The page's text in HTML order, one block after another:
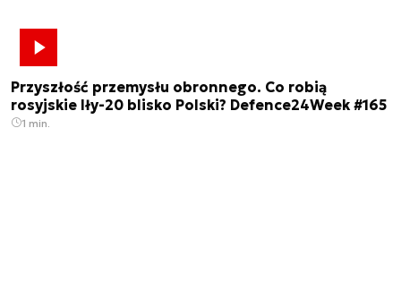
Przyszłość przemysłu obronnego. Co robią
rosyjskie Iły-20 blisko Polski? Defence24Week #165
1 min.